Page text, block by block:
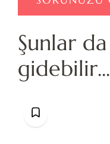
Şunlar
gidebilir...